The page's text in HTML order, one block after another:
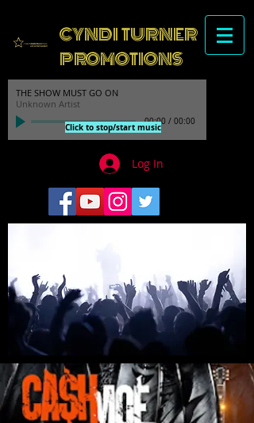
CYNDI TURNER
PROMOTIONS
THE SHOW MUST GO ON
Unknown Artist
00:00 / 00:00
Click to stop/start music
Log In